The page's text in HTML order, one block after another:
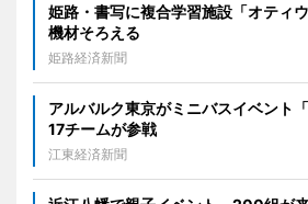
姫路・書写に複合学習施設「オティ
機材そろえる
姫路経済新聞
アルバルク東京がミニバスイベント
17チームが参戦
江東経済新聞